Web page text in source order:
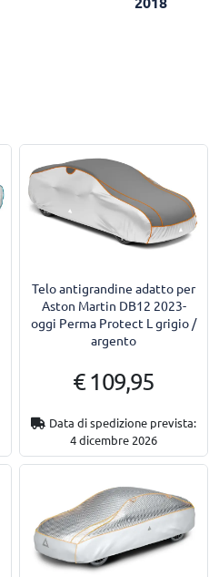
Telo antigrandine adatto per
Aston Martin DB12 2023-
oggi Perma Protect L grigio /
argento
€ 109,95
Data di spedizione prevista:
4 dicembre 2026